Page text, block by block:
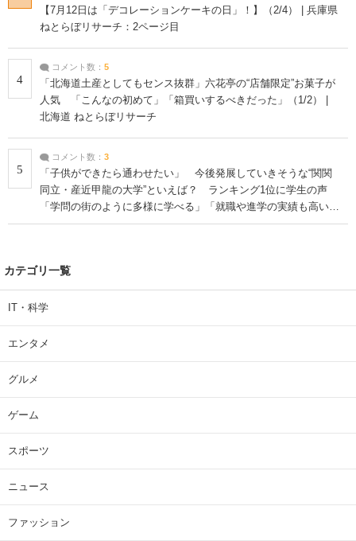
【7月12日は「デコレーションケーキの日」！】（2/4） | 兵庫県
ねとらぼリサーチ：2ページ目
4
コメント数： 5
「北海道土産としてもセンス抜群」六花亭の“店舗限定”お菓子が
人気 「こんなの初めて」「箱買いするべきだった」（1/2） |
北海道 ねとらぼリサーチ
5
コメント数： 3
「子供ができたら通わせたい」 今後発展していきそうな“関関
同立・産近甲龍の大学”といえば？ ランキング1位に学生の声
「学問の街のように多様に学べる」「就職や進学の実績も高い」
| 大学 ねとらぼリサーチ
カテゴリ一覧
IT・科学
エンタメ
グルメ
ゲーム
スポーツ
ニュース
ファッション